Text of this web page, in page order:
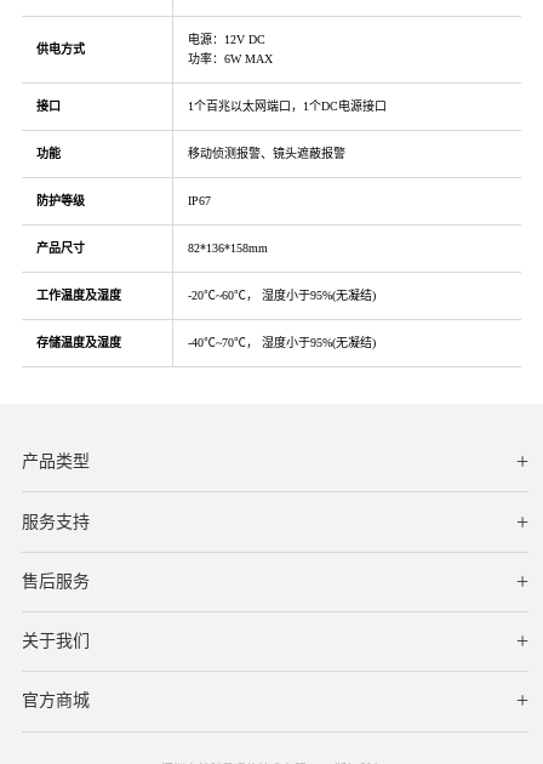
供电方式
电源：12V DC
功率：6W MAX
接口 1个百兆以太网端口，1个DC电源接口
功能 移动侦测报警、镜头遮蔽报警
防护等级 IP67
产品尺寸 82*136*158mm
工作温度及湿度 -20℃~60℃， 湿度小于95%(无凝结)
存储温度及湿度 -40℃~70℃， 湿度小于95%(无凝结)
产品类型
服务支持
下载中心
文档与指南
视频教程
售后服务
服务网点
保修条款
关于我们
公司简介
联系我们
在线客服
官方商城